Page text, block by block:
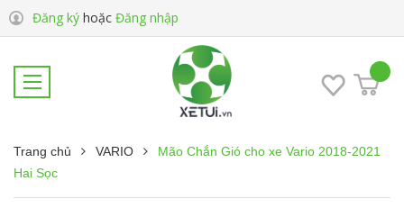
Đăng ký hoặc Đăng nhập
Trang chủ VARIO
Mão Chắn Gió cho xe Vario 2018-2021
Hai Sọc